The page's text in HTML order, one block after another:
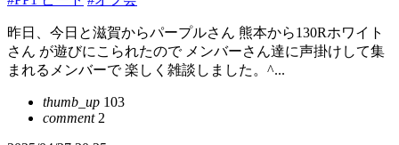
昨日、今日と滋賀からパープルさん 熊本から130Rホワイト
さん が遊びにこられたので メンバーさん達に声掛けして集
まれるメンバーで 楽しく雑談しました。^...
thumb_up 103
comment2